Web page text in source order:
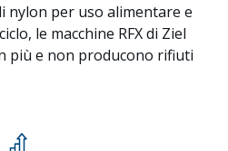
nylon per uso alimentare e
le macchine RFX di Ziel
più e non producono rifiuti